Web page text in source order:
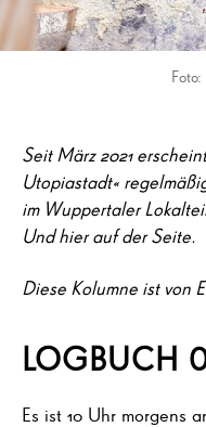
Seit März 2021
Utopiastadt«
im Wuppertaler
Und hier auf der Seite.
Diese Kolumne ist von
LOGBUCH
Es ist 10 Uhr morgens